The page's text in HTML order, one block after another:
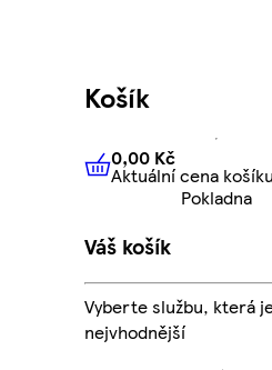
Košík
0,00 KčAktuální
0,00 Kč
Aktuální cena košíku
Pokladna
Váš košík
Vyberte službu, která
nejvhodnější